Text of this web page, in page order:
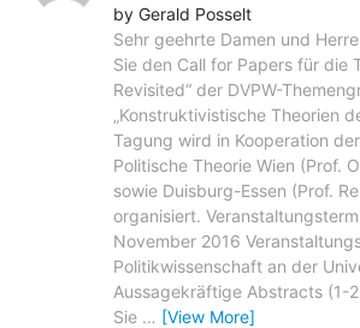
by Gerald Posselt
Sehr geehrte Damen und
Sie den Call for Papers für die
Revisited“ der DVPW-
„Konstruktivistische Theorien
Tagung wird in Kooperation
Politische Theorie Wien (Prof.
sowie Duisburg-Essen (Prof.
organisiert.
November 2016
Politikwissenschaft an der
Aussagekräftige Abstracts (1-
Sie … [View More]